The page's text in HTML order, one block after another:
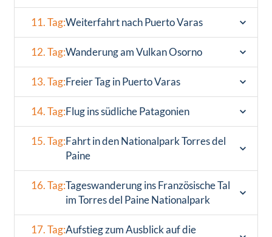
11. Tag:Weiterfahrt nach Puerto Varas
12. Tag:Wanderung am Vulkan Osorno
13. Tag:Freier Tag in Puerto Varas
14. Tag:Flug ins südliche Patagonien
15. Tag:Fahrt in den Nationalpark Torres del
Paine
16. Tag:Tageswanderung ins Französische Tal
im Torres del Paine Nationalpark
17. Tag:Aufstieg zum Ausblick auf die